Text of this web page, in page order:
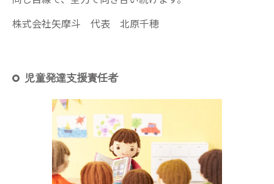
株式会社矢摩斗 代表 北原千穂
児童発達支援責任者